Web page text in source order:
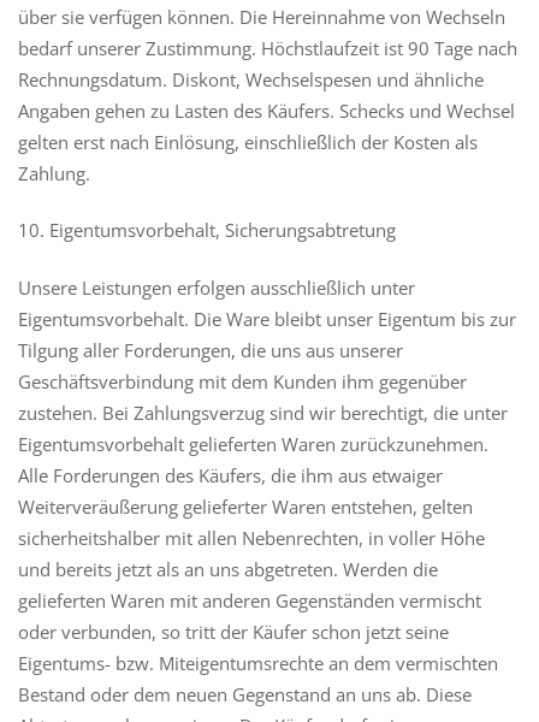
über sie verfügen können. Die Hereinnahme von Wechseln
bedarf unserer Zustimmung. Höchstlaufzeit ist 90 Tage nach
Rechnungsdatum. Diskont, Wechselspesen und ähnliche
Angaben gehen zu Lasten des Käufers. Schecks und Wechsel
gelten erst nach Einlösung, einschließlich der Kosten als
Zahlung.
10. Eigentumsvorbehalt, Sicherungsabtretung
Unsere Leistungen erfolgen ausschließlich unter
Eigentumsvorbehalt. Die Ware bleibt unser Eigentum bis zur
Tilgung aller Forderungen, die uns aus unserer
Geschäftsverbindung mit dem Kunden ihm gegenüber
zustehen. Bei Zahlungsverzug sind wir berechtigt, die unter
Eigentumsvorbehalt gelieferten Waren zurückzunehmen.
Alle Forderungen des Käufers, die ihm aus etwaiger
Weiterveräußerung gelieferter Waren entstehen, gelten
sicherheitshalber mit allen Nebenrechten, in voller Höhe
und bereits jetzt als an uns abgetreten. Werden die
gelieferten Waren mit anderen Gegenständen vermischt
oder verbunden, so tritt der Käufer schon jetzt seine
Eigentums- bzw. Miteigentumsrechte an dem vermischten
Bestand oder dem neuen Gegenstand an uns ab. Diese